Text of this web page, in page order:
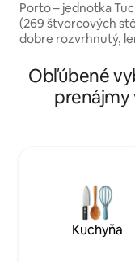
Porto – jednotka
(269 štvorcových
dobre rozvrhnutý,
pre tých, ktorí
služobne alebo
odpočinok. Má
Prístup cez
individuálnym
Obľúbené
prenájmy
Kuchyňa